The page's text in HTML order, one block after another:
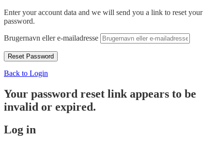
Enter your account data and we will send you a link to reset your
password.
Brugernavn eller e-mailadresse
Back to Login
Your password reset link appears to be
invalid or expired.
Log in